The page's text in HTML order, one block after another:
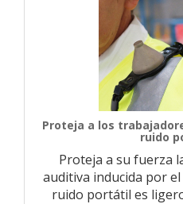
Proteja a los
ruido
Proteja a su fuerza
auditiva inducida por
ruido portátil es